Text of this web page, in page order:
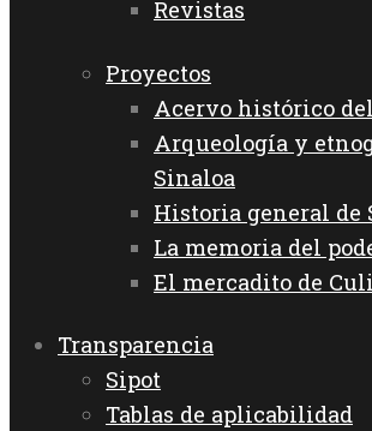
Revistas
Proyectos
Acervo histórico
Arqueología y
Sinaloa
Historia general de
La memoria del
El mercadito de
Transparencia
Sipot
Tablas de aplicabilidad